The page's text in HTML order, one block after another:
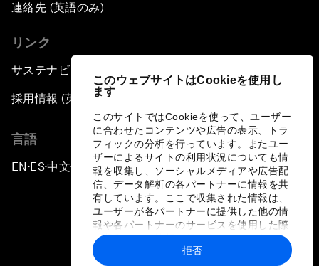
このウェブサイトはCookieを使用し
ます
このサイトではCookieを使って、ユーザー
に合わせたコンテンツや広告の表示、トラ
フィックの分析を行っています。またユー
ザーによるサイトの利用状況についても情
報を収集し、ソーシャルメディアや広告配
信、データ解析の各パートナーに情報を共
有しています。ここで収集された情報は、
ユーザーが各パートナーに提供した他の情
報や各パートナーのサービスを使用した際
に収集された情報と組み合わされ、各パー
トナーによって使用されることがありま
拒否
連絡先 (英語のみ)
リンク
サステナビリティへの取り組み
採用情報 (英語のみ)
言語
EN ▪ ES▪中文▪ 日本語
プライバシーポリシーと利用規約